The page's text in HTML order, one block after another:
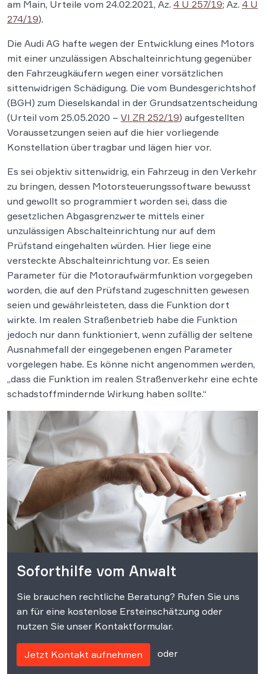
am Main, Urteile vom 24.02.2021, Az. 4 U 257/19; Az. 4 U
274/19).
Die Audi AG hafte wegen der Entwicklung eines Motors
mit einer unzulässigen Abschalteinrichtung gegenüber
den Fahrzeugkäufern wegen einer vorsätzlichen
sittenwidrigen Schädigung. Die vom Bundesgerichtshof
(BGH) zum Dieselskandal in der Grundsatzentscheidung
(Urteil vom 25.05.2020 – VI ZR 252/19) aufgestellten
Voraussetzungen seien auf die hier vorliegende
Konstellation übertragbar und lägen hier vor.
Es sei objektiv sittenwidrig, ein Fahrzeug in den Verkehr
zu bringen, dessen Motorsteuerungssoftware bewusst
und gewollt so programmiert worden sei, dass die
gesetzlichen Abgasgrenzwerte mittels einer
unzulässigen Abschalteinrichtung nur auf dem
Prüfstand eingehalten würden. Hier liege eine
versteckte Abschalteinrichtung vor. Es seien
Parameter für die Motoraufwärmfunktion vorgegeben
worden, die auf den Prüfstand zugeschnitten gewesen
seien und gewährleisteten, dass die Funktion dort
wirkte. Im realen Straßenbetrieb habe die Funktion
jedoch nur dann funktioniert, wenn zufällig der seltene
Ausnahmefall der eingegebenen engen Parameter
vorgelegen habe. Es könne nicht angenommen werden,
„dass die Funktion im realen Straßenverkehr eine echte
schadstoffmindernde Wirkung haben sollte.“
Soforthilfe vom Anwalt
Sie brauchen rechtliche Beratung? Rufen Sie uns
an für eine kostenlose Ersteinschätzung oder
nutzen Sie unser Kontaktformular.
Jetzt Kontakt aufnehmen oder